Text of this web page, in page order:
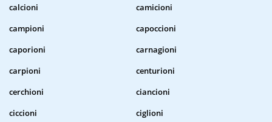
calcioni
camicioni
campioni
capoccioni
caporioni
carnagioni
carpioni
centurioni
cerchioni
ciancioni
ciccioni
ciglioni